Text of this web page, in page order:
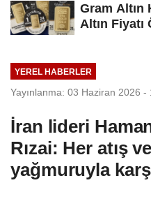
Gram Altın
Altın
YEREL HABERLER
Yayınlanma: 03 Haziran 2026 -
İran lideri
Rızai: Her atış
yağmuruyla